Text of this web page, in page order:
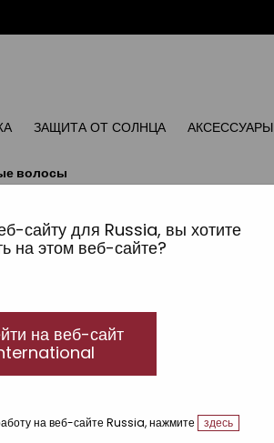
сайту для Russia, вы хотите
на этом веб-сайте?
на веб-сайт
на веб-сайте Russia, нажмите здесь
ЗАЩИТА ОТ СОЛНЦА АКСЕССУАРЫ
волосы